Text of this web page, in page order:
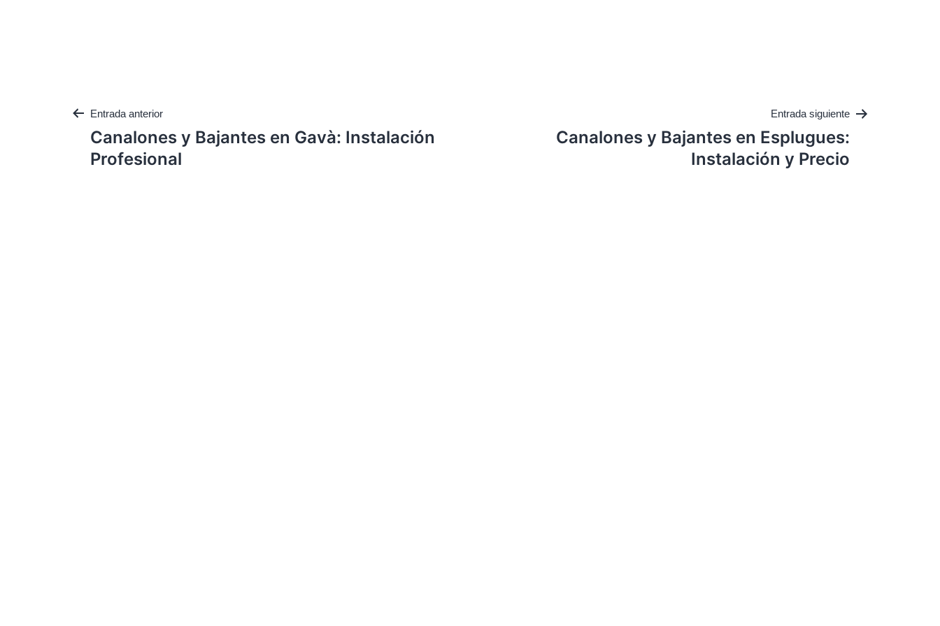
Entrada anterior
Canalones y Bajantes en Gavà: Instalación
Profesional
Entrada siguiente
Canalones y Bajantes en Esplugues:
Instalación y Precio